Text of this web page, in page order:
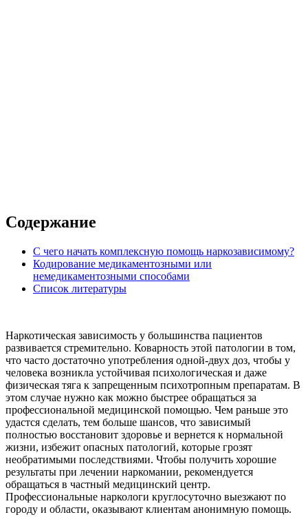
Содержание
С чего начать комплексную помощь наркозависимому?
Кодирование медикаментозными или
немедикаментозными способами
Список литературы
Наркотическая зависимость у большинства пациентов
развивается стремительно. Коварность этой патологии в том,
что часто достаточно употребления одной-двух доз, чтобы у
человека возникла устойчивая психологическая и даже
физическая тяга к запрещенным психотропным препаратам. В
этом случае нужно как можно быстрее обращаться за
профессиональной медицинской помощью. Чем раньше это
удастся сделать, тем больше шансов, что зависимый
полностью восстановит здоровье и вернется к нормальной
жизни, избежит опасных патологий, которые грозят
необратимыми последствиями. Чтобы получить хорошие
результаты при лечении наркомании, рекомендуется
обращаться в частный медицинский центр.
Профессиональные наркологи круглосуточно выезжают по
городу и области, оказывают клиентам анонимную помощь.